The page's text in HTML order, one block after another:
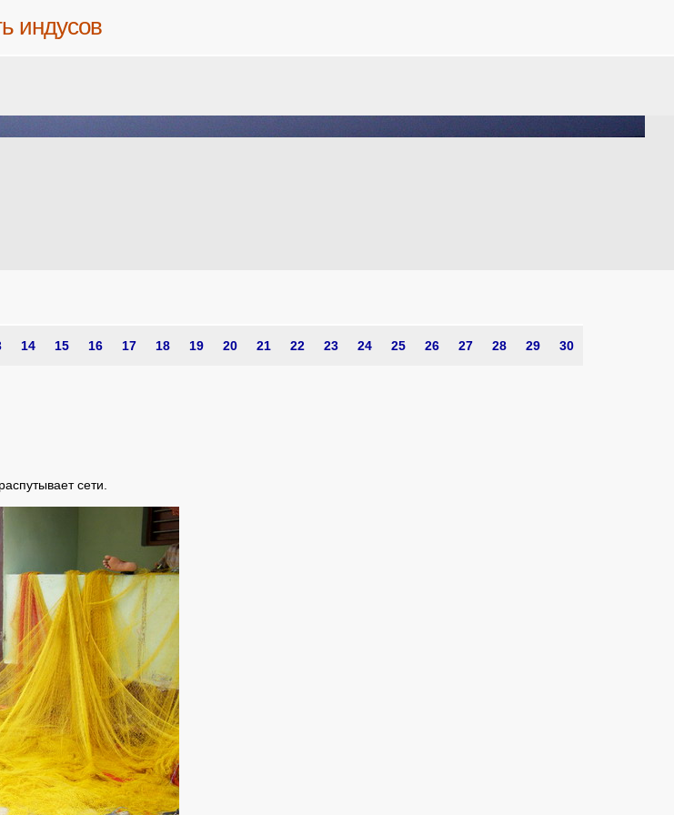
индусов
14 15 16 17 18 19 20 21 22 23 24 25 26 27 28 29 30
сети.